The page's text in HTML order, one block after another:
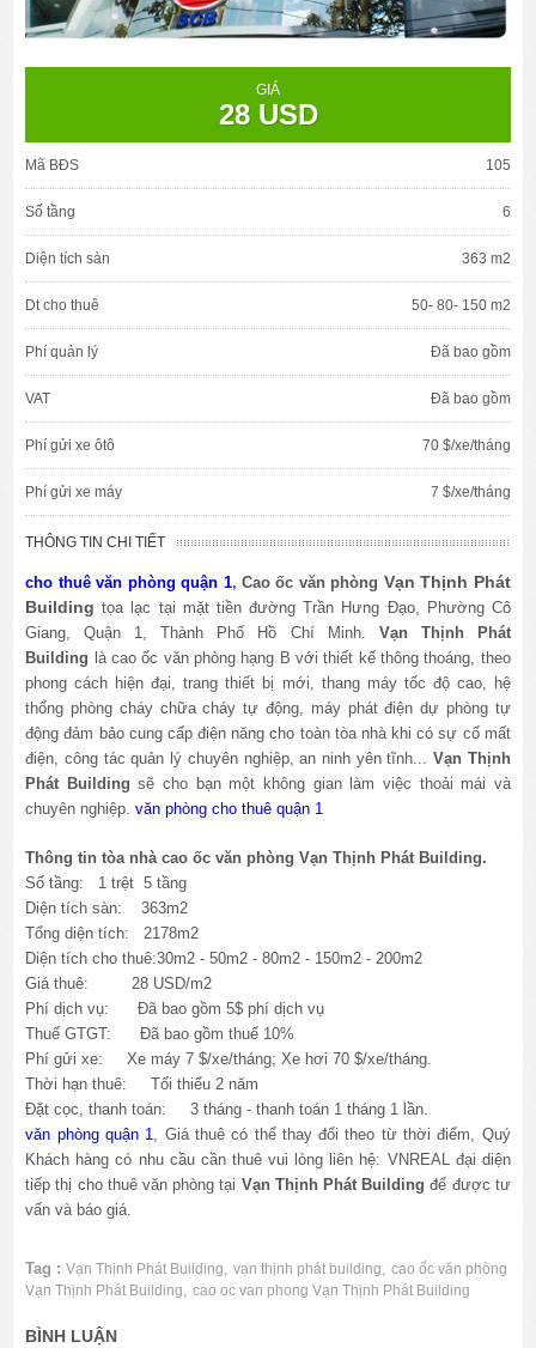
GIÁ
28 USD
Mã BĐS 105
Số tầng 6
Diện tích sàn 363 m2
Dt cho thuê 50- 80- 150 m2
Phí quản lý Đã bao gồm
VAT Đã bao gồm
Phí gửi xe ôtô 70 $/xe/tháng
Phí gửi xe máy 7 $/xe/tháng
THÔNG TIN CHI TIẾT
cho thuê văn phòng quận 1, Cao ốc văn phòng Vạn Thịnh Phát
Building tọa lạc tại mặt tiền đườngTrần Hưng Đạo, Phường Cô
Giang , Quận 1, Thành Phố Hồ Chí Minh. Vạn Thịnh Phát
Building là cao ốc văn phòng hạng B với thiết kế thông thoáng, theo
phong cách hiện đại, trang thiết bị mới, thang máy tốc độ cao, hệ
thống phòng cháy chữa cháy tự động, máy phát điện dự phòng tự
động đảm bảo cung cấp điện năng cho toàn tòa nhà khi có sự cố mất
điện, công tác quản lý chuyên nghiệp, an ninh yên tĩnh...Vạn Thịnh
Phát Building sẽ cho bạn một không gian làm việc thoải mái và
chuyên nghiệp. văn phòng cho thuê quận 1
Thông tin tòa nhà cao ốc văn phòng Vạn Thịnh Phát Building.
Số tầng: 1 trệt 5 tầng
Diện tích sàn: 363m2
Tổng diện tích: 2178m2
Diện tích cho thuê:30m2 - 50m2 - 80m2 - 150m2 - 200m2
Giá thuê: 28 USD/m2
Phí dịch vụ: Đã bao gồm 5$ phí dịch vụ
Thuế GTGT: Đã bao gồm thuế 10%
Phí gửi xe: Xe máy 7 $/xe/tháng; Xe hơi 70 $/xe/tháng.
Thời hạn thuê: Tối thiểu 2 năm
Đặt cọc, thanh toán: 3 tháng - thanh toán 1 tháng 1 lần.
văn phòng quận 1
, Giá thuê có thể thay đổi theo từ thời điểm, Quý
Khách hàng có nhu cầu cần thuê vui lòng liên hệ: VNREAL đại diện
tiếp thị cho thuê văn phòng tại Vạn Thịnh Phát Building để được tư
vấn và báo giá.
Tag : Vạn Thịnh Phát Building ,vạn thịnh phát building ,cao ốc văn phòng
Vạn Thịnh Phát Building
,cao oc van phong Vạn Thịnh Phát Building
BÌNH LUẬN